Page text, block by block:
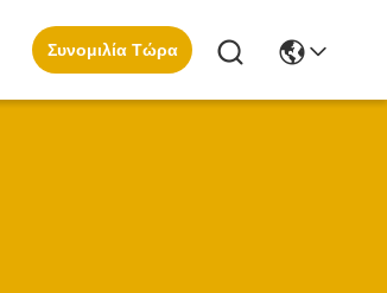
Συνομιλία Τώρα